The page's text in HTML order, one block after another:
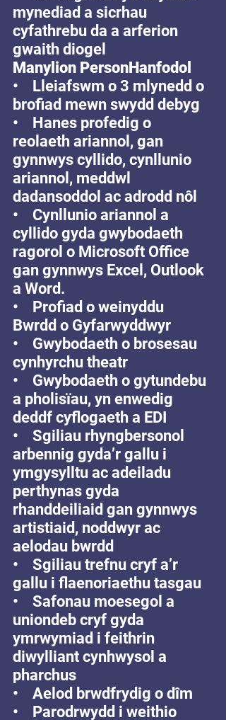
mynediad a sicrhau
cyfathrebu da a arferion
gwaith diogel
Manylion PersonHanfodol
•    Lleiafswm o 3 mlynedd o
brofiad mewn swydd debyg
•    Hanes profedig o
reolaeth ariannol, gan
gynnwys cyllido, cynllunio
ariannol, meddwl
dadansoddol ac adrodd nôl
•    Cynllunio ariannol a
cyllido gyda gwybodaeth
ragorol o Microsoft Office
gan gynnwys Excel, Outlook
a Word.
•    Profiad o weinyddu
Bwrdd o Gyfarwyddwyr
•    Gwybodaeth o brosesau
cynhyrchu theatr
•    Gwybodaeth o gytundebu
a pholisïau, yn enwedig
deddf cyflogaeth a EDI
•    Sgiliau rhyngbersonol
arbennig gyda’r gallu i
ymgysylltu ac adeiladu
perthynas gyda
rhanddeiliaid gan gynnwys
artistiaid, noddwyr ac
aelodau bwrdd
•    Sgiliau trefnu cryf a’r
gallu i flaenoriaethu tasgau
•    Safonau moesegol a
uniondeb cryf gyda
ymrwymiad i feithrin
diwylliant cynhwysol a
pharchus
•    Aelod brwdfrydig o dîm
•    Parodrwydd i weithio